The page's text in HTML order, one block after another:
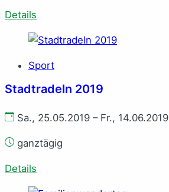
Details
Sport
Stadtradeln 2019
Sa., 25.05.2019 – Fr., 14.06.2019
ganztägig
Details